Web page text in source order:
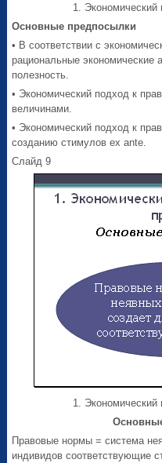
1. Экономический
Основные предпосылки
• В соответствии с
рациональные
полезность.
• Экономический подход к
величинами.
• Экономический подход к
созданию стимулов ex ante.
Слайд 9
1. Экономический
Правовые нормы = система
индивидов соответствующие